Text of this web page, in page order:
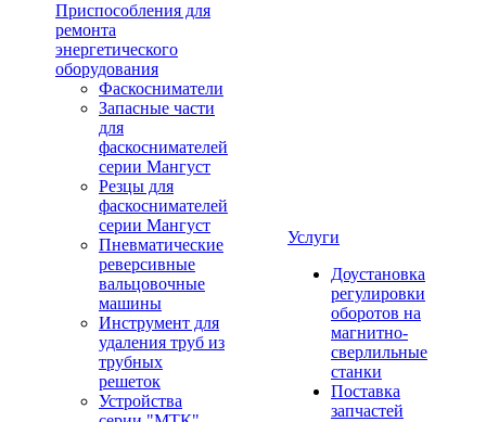
Приспособления для
ремонта
энергетического
оборудования
Фаскосниматели
Запасные части
для
фаскоснимателей
серии Мангуст
Резцы для
фаскоснимателей
серии Мангуст
Пневматические
реверсивные
вальцовочные
машины
Инструмент для
удаления труб из
трубных
решеток
Устройства
Услуги
Доустановка
регулировки
оборотов на
магнитно-
сверлильные
станки
Поставка
запчастей